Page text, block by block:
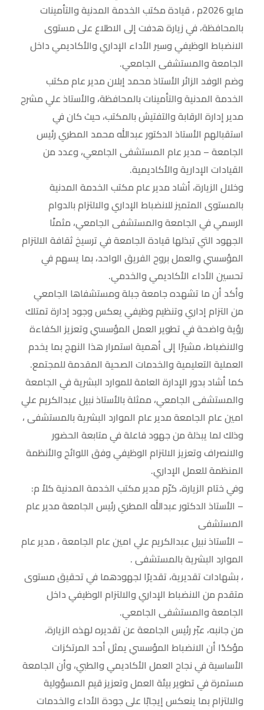
مايو 2026م ، قيادة مكتب الخدمة المدنية والتأمينات
بالمحافظة، في زيارة هدفت إلى الاطلاع على مستوى
الانضباط الوظيفي وسير الأداء الإداري والأكاديمي داخل
الجامعة والمستشفى الجامعي.
وضم الوفد الزائر الأستاذ محمد إبلان مدير عام مكتب
الخدمة المدنية والتأمينات بالمحافظة، والأستاذ علي مشرح
مدير إدارة الرقابة والتفتيش بالمكتب، حيث كان في
استقبالهم الأستاذ الدكتور عبدالله محمد المطري رئيس
الجامعة – مدير عام المستشفى الجامعي، وعدد من
القيادات الإدارية والأكاديمية.
وخلال الزيارة، أشاد مدير عام مكتب الخدمة المدنية
بالمستوى المتميز للانضباط الإداري والالتزام بالدوام
الرسمي في الجامعة والمستشفى الجامعي، مثمنًا
الجهود التي تبذلها قيادة الجامعة في ترسيخ ثقافة الالتزام
المؤسسي والعمل بروح الفريق الواحد، بما يسهم في
تحسين الأداء الأكاديمي والخدمي.
وأكد أن ما تشهده جامعة جبلة ومستشفاها الجامعي
من التزام إداري وتنظيم وظيفي يعكس وجود إدارة تمتلك
رؤية واضحة في تطوير العمل المؤسسي وتعزيز الكفاءة
والانضباط، مشيرًا إلى أهمية استمرار هذا النهج بما يخدم
العملية التعليمية والخدمات الصحية المقدمة للمجتمع.
كما أشاد بدور الإدارة العامة للموارد البشرية في الجامعة
والمستشفى الجامعي، ممثلة بالأستاذ نبيل عبدالكريم علي
امين عام الجامعة مدير عام الموارد البشرية بالمستشفى ،
وذلك لما يبذلة من جهود فاعلة في متابعة الحضور
والانصراف وتعزيز الالتزام الوظيفي وفق اللوائح والأنظمة
المنظمة للعمل الإداري.
وفي ختام الزيارة، كرّم مدير مكتب الخدمة المدنية كلاً م:
– الأستاذ الدكتور عبدالله المطري رئيس الجامعة مدير عام
المستشفى
– الأستاذ نبيل عبدالكريم علي امين عام الجامعة ، مدير عام
الموارد البشرية بالمستشفى .
، بشهادات تقديرية، تقديرًا لجهودهما في تحقيق مستوى
متقدم من الانضباط الإداري والالتزام الوظيفي داخل
الجامعة والمستشفى الجامعي.
من جانبه، عبّر رئيس الجامعة عن تقديره لهذه الزيارة،
مؤكدًا أن الانضباط المؤسسي يمثل أحد المرتكزات
الأساسية في نجاح العمل الأكاديمي والطبي، وأن الجامعة
مستمرة في تطوير بيئة العمل وتعزيز قيم المسؤولية
والالتزام بما ينعكس إيجابًا على جودة الأداء والخدمات